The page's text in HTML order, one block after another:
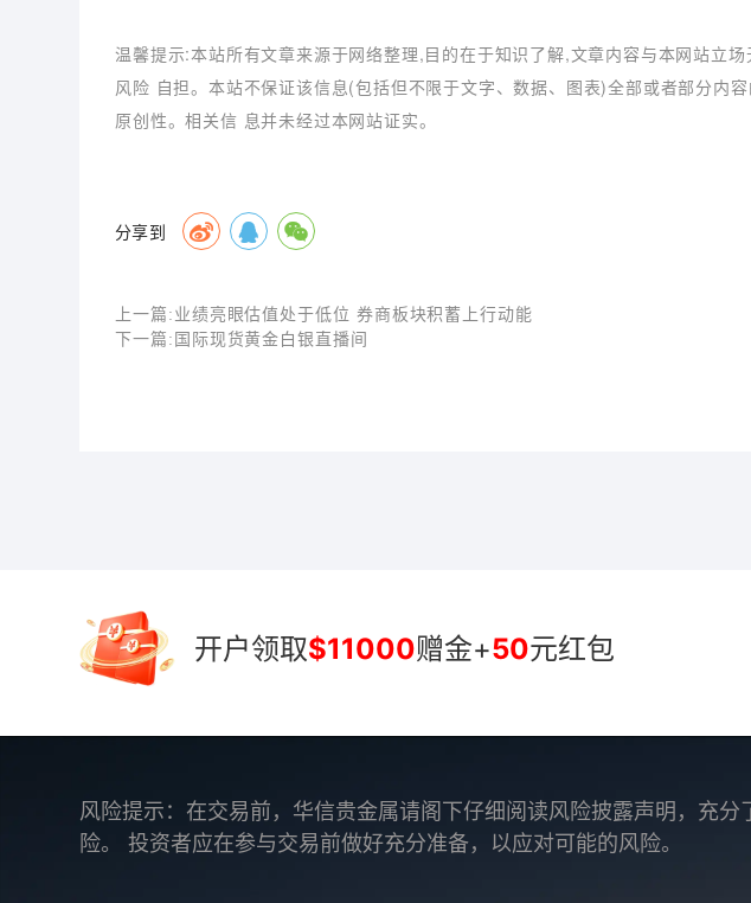
温馨提示:本站所有文章来源于网络整理,目的在于知识了解,文章内容与本网站立
风险 自担。本站不保证该信息(包括但不限于文字、数据、图表)全部或者部分内容
原创性。相关信 息并未经过本网站证实。
分享到
上一篇: 业绩亮眼估值处于低位 券商板块积蓄上行动能
下一篇: 国际现货黄金白银直播间
开户领取$11000赠金+50元红包
风险提示：在交易前，华信贵金属请阁下仔细阅读风险披露声明，充
险。 投资者应在参与交易前做好充分准备，以应对可能的风险。